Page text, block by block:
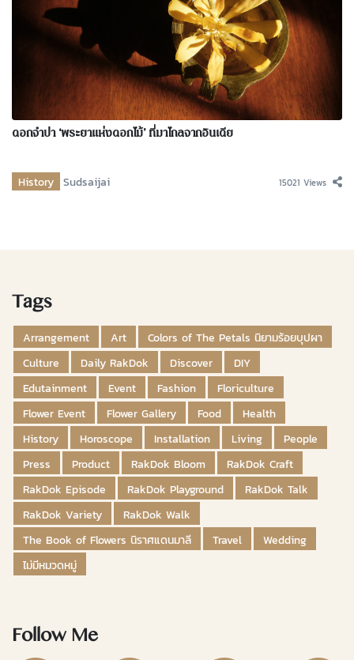
ดอกจำปา ‘พระยาแห่งดอกไม้’ ที่มาไกลจากอินเดีย
History Sudsaijai 15021 Views
Tags
Arrangement Art
Colors of The Petals นิยามร้อยบุปผา
Culture
Daily RakDok Discover
DIY
Edutainment
Event Fashion
Floriculture
Flower Event
Flower Gallery Food
Health
History
Horoscope Installation Living
People
Press
Product RakDok Bloom
RakDok Craft
RakDok Episode
RakDok Playground
RakDok Talk
RakDok Variety
RakDok Walk
The Book of Flowers นิราศแดนมาลี
Travel
Wedding
ไม่มีหมวดหมู่
Follow Me